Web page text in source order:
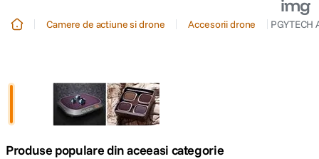
trepied
trepied telefon
4. peak design
Camere de actiune si drone Accesorii drone
Produse populare din aceeasi categorie